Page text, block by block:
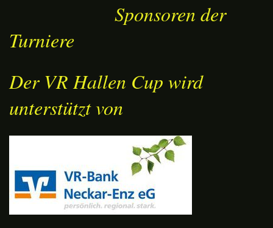
Sponsoren der
Turniere
Der VR Hallen Cup wird
unterstützt von